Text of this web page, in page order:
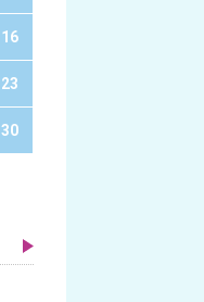
16
23
30